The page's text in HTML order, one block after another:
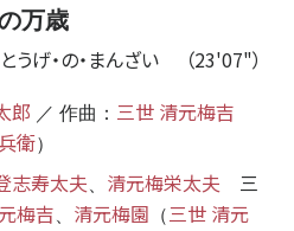
万歳
（23'07"）
げ・の・まんざい
郎 ／ 作曲： 三世 清元梅吉
衛）
志寿太夫 清元梅栄太夫
三
梅吉 清元梅園 （ 三世 清元